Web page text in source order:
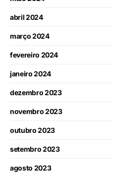
abril 2024
março 2024
fevereiro 2024
janeiro 2024
dezembro 2023
novembro 2023
outubro 2023
setembro 2023
agosto 2023